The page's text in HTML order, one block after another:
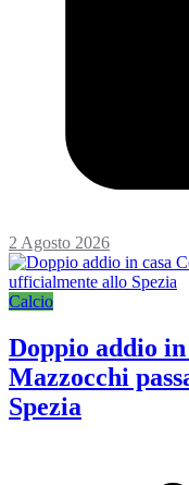
2 Agosto 2026
Calcio
Doppio addio
Mazzocchi
Spezia